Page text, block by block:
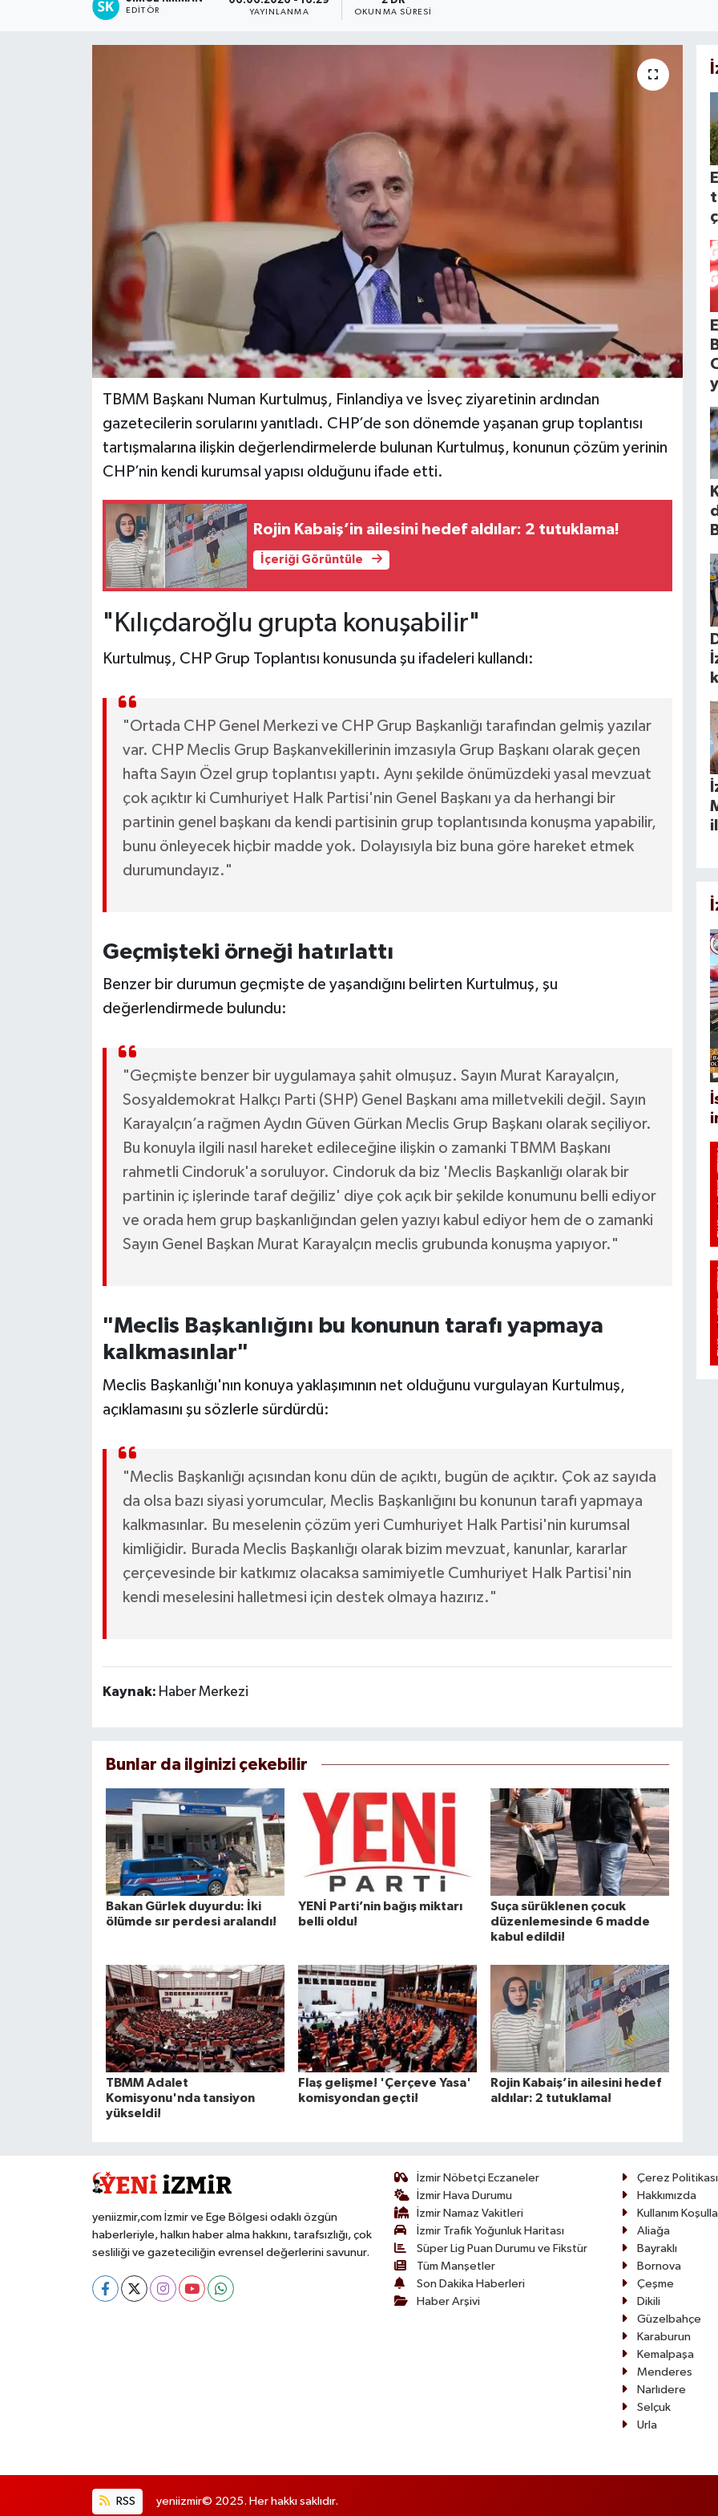
EDITÖR YAYINLANMA OKUNMA SÜRESI
TBMM Başkanı Numan Kurtulmuş, Finlandiya ve İsveç ziyaretinin ardından
gazetecilerin sorularını yanıtladı. CHP’de son dönemde yaşanan grup toplantısı
tartışmalarına ilişkin değerlendirmelerde bulunan Kurtulmuş, konunun çözüm yerinin
CHP’nin kendi kurumsal yapısı olduğunu ifade etti.
Rojin Kabaiş’in ailesini hedef aldılar: 2 tutuklama!
İçeriği Görüntüle
"Kılıçdaroğlu grupta konuşabilir"
Kurtulmuş, CHP Grup Toplantısı konusunda şu ifadeleri kullandı:
"Ortada CHP Genel Merkezi ve CHP Grup Başkanlığı tarafından gelmiş yazılar
var. CHP Meclis Grup Başkanvekillerinin imzasıyla Grup Başkanı olarak geçen
hafta Sayın Özel grup toplantısı yaptı. Aynı şekilde önümüzdeki yasal mevzuat
çok açıktır ki Cumhuriyet Halk Partisi'nin Genel Başkanı ya da herhangi bir
partinin genel başkanı da kendi partisinin grup toplantısında konuşma yapabilir,
bunu önleyecek hiçbir madde yok. Dolayısıyla biz buna göre hareket etmek
durumundayız."
Geçmişteki örneği hatırlattı
Benzer bir durumun geçmişte de yaşandığını belirten Kurtulmuş, şu
değerlendirmede bulundu:
"Geçmişte benzer bir uygulamaya şahit olmuşuz. Sayın Murat Karayalçın,
Sosyaldemokrat Halkçı Parti (SHP) Genel Başkanı ama milletvekili değil. Sayın
Karayalçın’a rağmen Aydın Güven Gürkan Meclis Grup Başkanı olarak seçiliyor.
Bu konuyla ilgili nasıl hareket edileceğine ilişkin o zamanki TBMM Başkanı
rahmetli Cindoruk'a soruluyor. Cindoruk da biz 'Meclis Başkanlığı olarak bir
partinin iç işlerinde taraf değiliz' diye çok açık bir şekilde konumunu belli ediyor
ve orada hem grup başkanlığından gelen yazıyı kabul ediyor hem de o zamanki
Sayın Genel Başkan Murat Karayalçın meclis grubunda konuşma yapıyor."
"Meclis Başkanlığını bu konunun tarafı yapmaya
kalkmasınlar"
Meclis Başkanlığı'nın konuya yaklaşımının net olduğunu vurgulayan Kurtulmuş,
açıklamasını şu sözlerle sürdürdü:
"Meclis Başkanlığı açısından konu dün de açıktı, bugün de açıktır. Çok az sayıda
da olsa bazı siyasi yorumcular, Meclis Başkanlığını bu konunun tarafı yapmaya
kalkmasınlar. Bu meselenin çözüm yeri Cumhuriyet Halk Partisi'nin kurumsal
kimliğidir. Burada Meclis Başkanlığı olarak bizim mevzuat, kanunlar, kararlar
çerçevesinde bir katkımız olacaksa samimiyetle Cumhuriyet Halk Partisi'nin
kendi meselesini halletmesi için destek olmaya hazırız."
Kaynak: Haber Merkezi
Bunlar da ilginizi çekebilir
Bakan Gürlek duyurdu: İki
ölümde sır perdesi aralandı!
YENİ Parti’nin bağış miktarı
belli oldu!
Suça sürüklenen çocuk
düzenlemesinde 6 madde
kabul edildi!
TBMM Adalet
Komisyonu'nda tansiyon
yükseldi!
Flaş gelişme! 'Çerçeve Yasa'
komisyondan geçti!
Rojin Kabaiş’in ailesini hedef
aldılar: 2 tutuklama!
yeniizmir,com İzmir ve Ege Bölgesi odaklı özgün
haberleriyle, halkın haber alma hakkını, tarafsızlığı, çok
sesliliği ve gazeteciliğin evrensel değerlerini savunur.
İzmir Nöbetçi Eczaneler
İzmir Hava Durumu
İzmir Namaz Vakitleri
İzmir Trafik Yoğunluk Haritası
Süper Lig Puan Durumu ve Fikstür
Tüm Manşetler
Son Dakika Haberleri
Haber Arşivi
Çerez Politikası
Hakkımızda
Kullanım
Aliağa
Bayraklı
Bornova
Çeşme
Dikili
Güzelbahçe
Karaburun
Kemalpaşa
Menderes
Narlıdere
Selçuk
Urla
RSS yeniizmir© 2025. Her hakkı saklıdır.